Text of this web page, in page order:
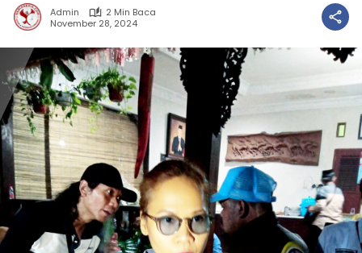
Admin
2 Min Baca
November 28, 2024